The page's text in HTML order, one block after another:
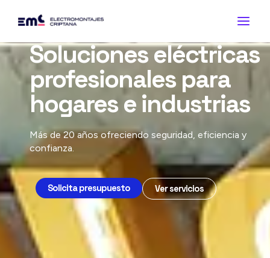
Soluciones eléctricas
profesionales para
hogares e industrias
Más de 20 años ofreciendo seguridad, eficiencia y
confianza.
Solicita presupuesto Ver servicios